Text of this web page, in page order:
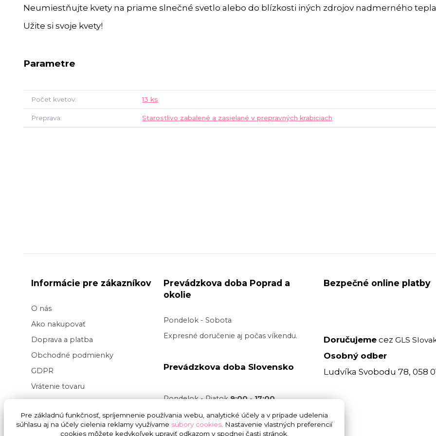
Neumiestňujte kvety na priame slnečné svetlo alebo do blízkosti iných zdrojov nadmerného
Užite si svoje kvety!
Parametre
Počet kvetov 13 ks
Preprava Starostlivo zabalené a zasielané v prepravných krabiciach
Informácie pre zákazníkov
O nás
Ako nakupovať
Doprava a platba
Obchodné podmienky
GDPR
Vrátenie tovaru
Veľkoobchod kvetov
Blog
Svadba na kľúč
Prevádzkova doba Poprad a
okolie
Pondelok - Sobota
Expresné doručenie aj počas víkendu.
Prevádzkova doba Slovensko
Pondelok - Piatok9:00 - 17:00
Doručenie v pracovný deň je realizované
v čase9:00 do 17:00bez garancie
Bezpečné online platby
Doručujeme cezGLS
Osobný odber
Ludvíka Svobodu 78, 058
Pre základnú funkčnosť, spríjemnenie používania webu, analytické účely a v prípade udelenia
súhlasu aj na účely cielenia reklamy využívame súbory cookies . Nastavenie vlastných preferencií
cookies môžete kedykoľvek upraviť odkazom v spodnej časti stránok.